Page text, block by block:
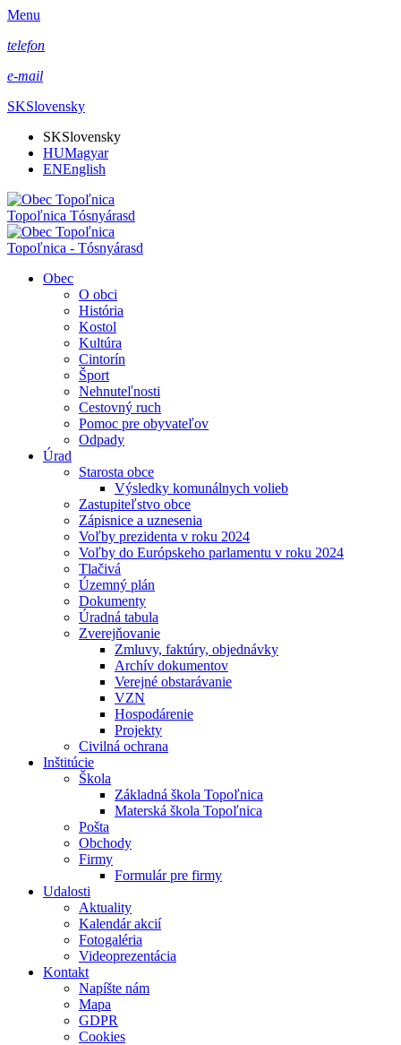
Menu
telefon
e-mail
SKSlovensky
SKSlovensky
HUMagyar
ENEnglish
Topoľnica Tósnyárasd
Topoľnica - Tósnyárasd
Obec
O obci
História
Kostol
Kultúra
Cintorín
Šport
Nehnuteľnosti
Cestovný ruch
Pomoc pre obyvateľov
Odpady
Úrad
Starosta obce
Výsledky komunálnych volieb
Zastupiteľstvo obce
Zápisnice a uznesenia
Voľby prezidenta v roku 2024
Voľby do Európskeho parlamentu v roku 2024
Tlačivá
Územný plán
Dokumenty
Úradná tabula
Zverejňovanie
Zmluvy, faktúry, objednávky
Archív dokumentov
Verejné obstarávanie
VZN
Hospodárenie
Projekty
Civilná ochrana
Inštitúcie
Škola
Základná škola Topoľnica
Materská škola Topoľnica
Pošta
Obchody
Firmy
Formulár pre firmy
Udalosti
Aktuality
Kalendár akcií
Fotogaléria
Videoprezentácia
Kontakt
Napíšte nám
Mapa
GDPR
Cookies